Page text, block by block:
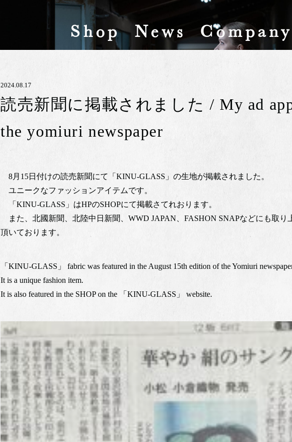
Shop News Company
2024.08.17
読売新聞に掲載されました / My ad
the yomiuri newspaper
8月15日付けの読売新聞にて「KINU-GLASS」の生地が掲載されました。
ユニークなファッションアイテムです。
「KINU-GLASS」はHPのSHOPにて掲載さてれおります。
また、北國新聞、北陸中日新聞、WWD JAPAN、FASHON SNAPなどにも取り
頂いております。
「KINU-GLASS」 fabric was featured in the August 15th edition of the Yomiuri
It is a unique fashion item.
It is also featured in the SHOP on the 「KINU-GLASS」 website.